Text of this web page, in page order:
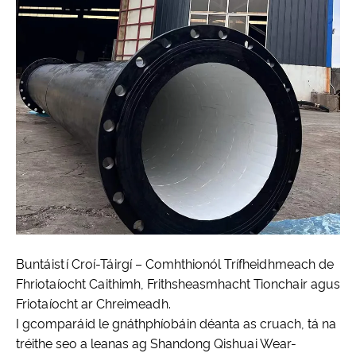
Buntáistí Croí-Táirgí – Comhthionól Trífheidhmeach de
Fhriotaíocht Caithimh, Frithsheasmhacht Tionchair agus
Friotaíocht ar Chreimeadh.
I gcomparáid le gnáthphíobáin déanta as cruach, tá na
tréithe seo a leanas ag Shandong Qishuai Wear-